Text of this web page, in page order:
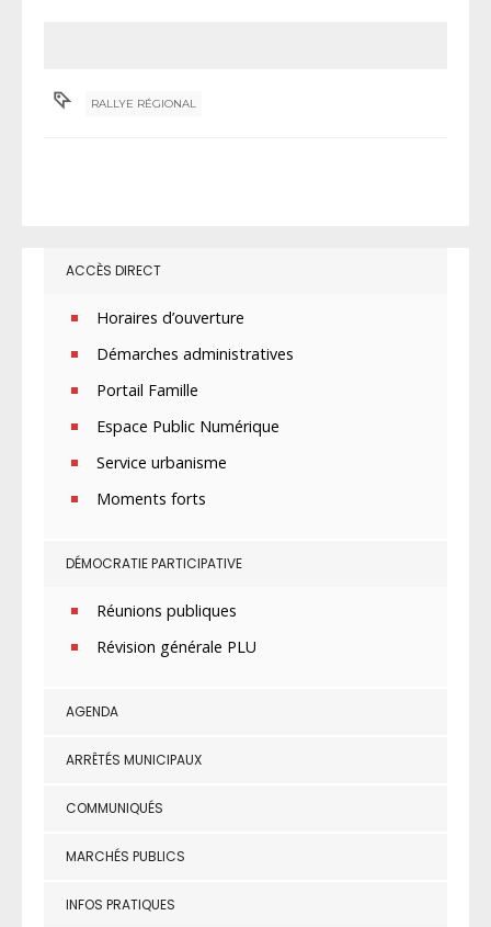
RALLYE RÉGIONAL
ACCÈS DIRECT
Horaires d’ouverture
Démarches administratives
Portail Famille
Espace Public Numérique
Service urbanisme
Moments forts
DÉMOCRATIE PARTICIPATIVE
Réunions publiques
Révision générale PLU
AGENDA
ARRÊTÉS MUNICIPAUX
COMMUNIQUÉS
MARCHÉS PUBLICS
INFOS PRATIQUES